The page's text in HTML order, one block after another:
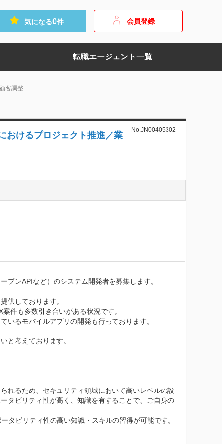
気になる0件 会員登録
転職エージェント一覧
客調整
おけるプロジェクト推進／業
No.JN00405302
プンAPIなど）のシステム開発者を募集します。
供しております。
件も多数引き合いがある状況です。
いるモバイルアプリの開発も行っております。
と考えております。
れるため、セキュリティ領域において高いレベルの設
タビリティ性が高く、知識を有することで、ご自身の
タビリティ性の高い知識・スキルの習得が可能です。